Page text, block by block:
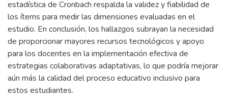
estadística de Cronbach respalda la validez y fiabilidad de
los ítems para medir las dimensiones evaluadas en el
estudio. En conclusión, los hallazgos subrayan la necesidad
de proporcionar mayores recursos tecnológicos y apoyo
para los docentes en la implementación efectiva de
estrategias colaborativas adaptativas, lo que podría mejorar
aún más la calidad del proceso educativo inclusivo para
estos estudiantes.